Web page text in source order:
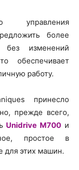
управления
более
без изменений
обеспечивает
работу.
принесло
прежде всего,
Unidrive M700 и
простое в
для этих машин.